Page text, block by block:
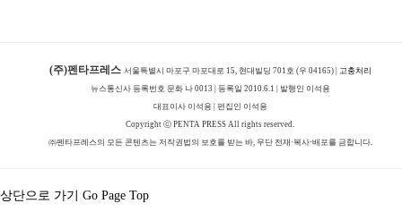
(주)펜타프레스 서울특별시 마포구 마포대로 15, 현대빌딩 701호 (우 04165) |
고충처리
뉴스통신사 등록번호 문화 나 0013 | 등록일 2010.6.1 | 발행인 이석용
대표이사 이석용 | 편집인 이석용
Copyright ⓒ PENTA PRESS All rights reserved.
㈜펜타프레스의 모든 콘텐츠는 저작권법의 보호를 받는 바, 무단 전재·복사·배포를 금합니다.
상단으로 가기 Go Page Top